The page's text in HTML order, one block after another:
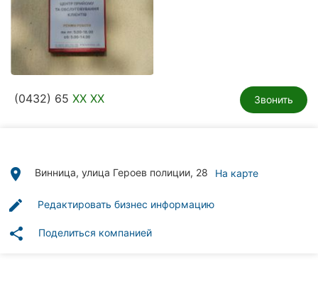
Стоматологии
Ветеринарные
клиники
клиники
рубрики
(0432) 65 XX XX Звонить
place Винница, улица Героев полиции, 28 На карте
edit Редактировать бизнес информацию
share Поделиться компанией